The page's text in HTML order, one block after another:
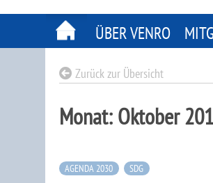
ÜBER VENRO
Zurück zur Übersicht
Monat:Oktober
AGENDA 2030 SDG